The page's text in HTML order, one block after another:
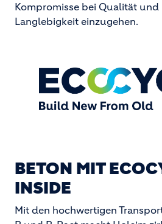
Kompromisse bei Qualität und
Langlebigkeit einzugehen.
BETON MIT
INSIDE
Mit den hochwertigen